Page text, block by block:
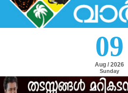
09
Aug / 2026
Sunday